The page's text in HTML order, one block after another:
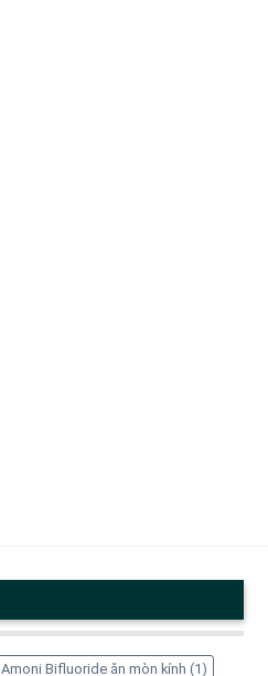
Amoni Bifluoride ăn mòn kính (1)